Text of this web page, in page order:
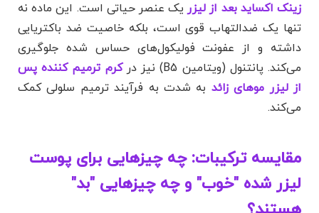
زینک اکساید بعد از لیزر یک عنصر حیاتی است. این ماده نه
تنها یک ضدالتهاب قوی است، بلکه خاصیت ضد باکتریایی
داشته و از عفونت فولیکول‌های حساس شده جلوگیری
می‌کند. پانتنول (ویتامین B5) نیز در
کرم ترمیم کننده پس
از لیزر موهای زائد به شدت به فرآیند ترمیم سلولی کمک
می‌کند.
مقایسه ترکیبات: چه چیزهایی برای پوست
لیزر شده "خوب" و چه چیزهایی "بد"